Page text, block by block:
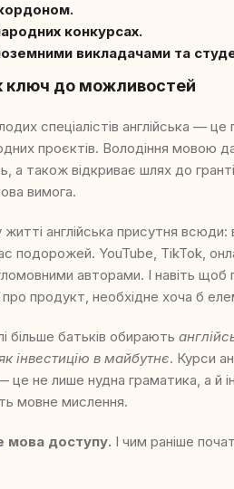
конкурсах.
викладачами та
ключ до можливостей
спеціалістів англійська —
проєктів. Володіння мовою
а також відкриває шлях до
вимога.
англійська присутня всюди:
подорожей. YouTube, TikTok,
авторами. І навіть щоб
про продукт, необхідне хоча б
більше батьків обирають
інвестицію в майбутнє. Курси
це не лише нудна граматика, а й
мовне мислення.
мова доступу. І чим раніше